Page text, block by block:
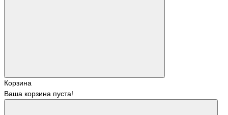
Корзина
Ваша корзина пуста!